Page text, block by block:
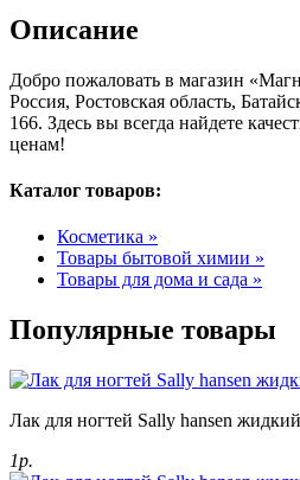
Описание
Добро пожаловать в магазин
Россия, Ростовская область,
166. Здесь вы всегда найдете
ценам!
Каталог товаров:
Косметика »
Товары бытовой химии »
Товары для дома и сада »
Популярные товары
Лак для ногтей Sally hansen
1р.